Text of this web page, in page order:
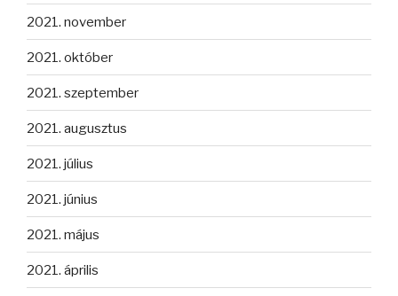
2021. november
2021. október
2021. szeptember
2021. augusztus
2021. július
2021. június
2021. május
2021. április